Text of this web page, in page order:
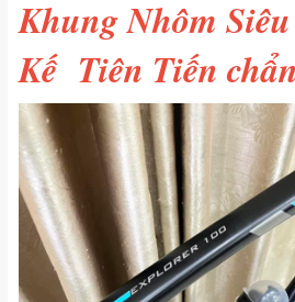
Khung Nhôm
Kế Tiên Tiến